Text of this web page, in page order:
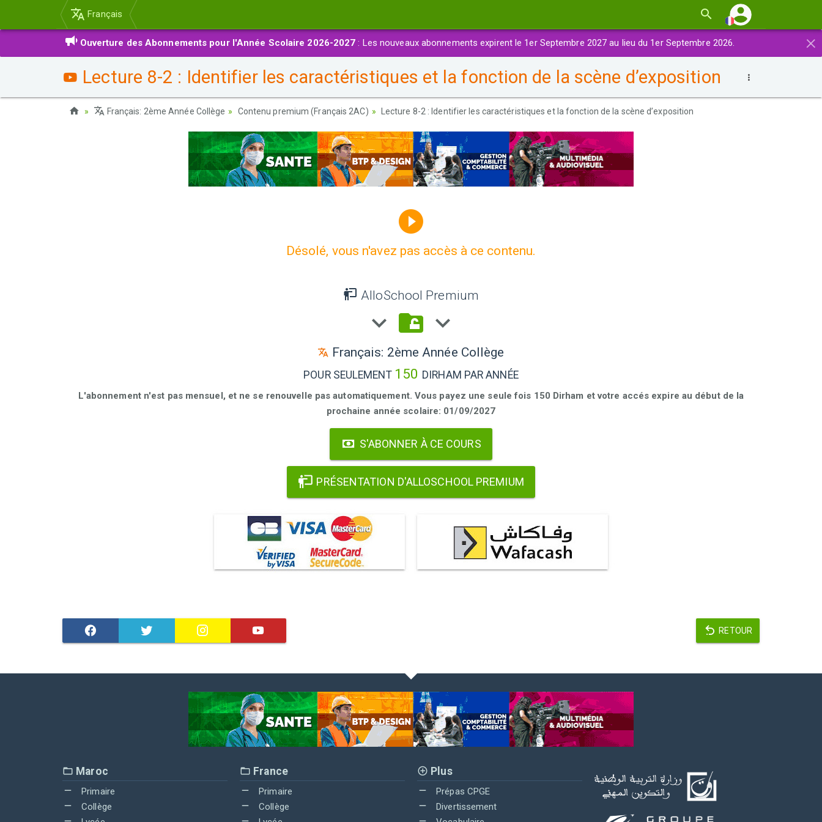
Français
×
Ouverture des Abonnements pour l'Année Scolaire 2026-2027 : Les nouveaux abonnements expirent le 1er Septembre 2027 au lieu du 1er Septembre 2026.
Lecture 8-2 : Identifier les caractéristiques et la fonction de la scène d’exposition
Français: 2ème Année Collège Contenu premium (Français 2AC) Lecture 8-2 : Identifier les caractéristiques et la fonction de la scène d’exposition
Désolé, vous n'avez pas accès à ce contenu.
AlloSchool Premium
Français: 2ème Année Collège
POUR SEULEMENT 150 DIRHAM PAR ANNÉE
L'abonnement n'est pas mensuel, et ne se renouvelle pas automatiquement. Vous payez une seule fois 150 Dirham et votre accés expire au début de la
prochaine année scolaire: 01/09/2027
S'ABONNER À CE COURS
PRÉSENTATION D'ALLOSCHOOL PREMIUM
RETOUR
Maroc
Primaire
Collège
France
Primaire
Collège
Plus
Prépas CPGE
Divertissement